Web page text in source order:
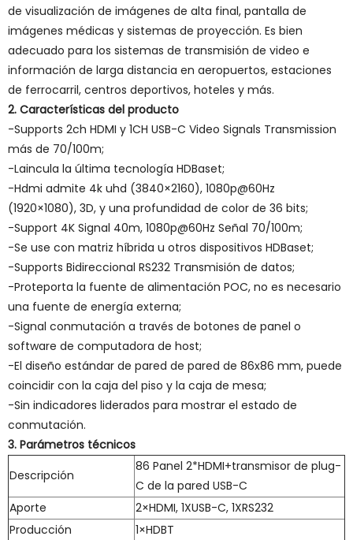
de visualización de imágenes de alta final, pantalla de
imágenes médicas y sistemas de proyección. Es bien
adecuado para los sistemas de transmisión de video e
información de larga distancia en aeropuertos, estaciones
de ferrocarril, centros deportivos, hoteles y más.
2. Características del producto
-Supports 2ch HDMI y 1CH USB-C Video Signals Transmission
más de 70/100m;
-Laincula la última tecnología HDBaset;
-Hdmi admite 4k uhd (3840×2160), 1080p@60Hz
(1920×1080), 3D, y una profundidad de color de 36 bits;
-Support 4K Signal 40m, 1080p@60Hz Señal 70/100m;
-Se use con matriz híbrida u otros dispositivos HDBaset;
-Supports Bidireccional RS232 Transmisión de datos;
-Proteporta la fuente de alimentación POC, no es necesario
una fuente de energía externa;
-Signal conmutación a través de botones de panel o
software de computadora de host;
-El diseño estándar de pared de pared de 86x86 mm, puede
coincidir con la caja del piso y la caja de mesa;
-Sin indicadores liderados para mostrar el estado de
conmutación.
3. Parámetros técnicos
Descripción
86 Panel 2*HDMI+transmisor de plug-
C de la pared USB-C
Aporte
2×HDMI, 1XUSB-C, 1XRS232
Producción
1×HDBT